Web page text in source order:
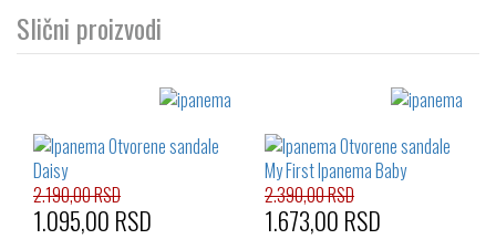
Slični proizvodi
2.190,00 RSD
1.095,00 RSD
2.390,00 RSD
1.673,00 RSD